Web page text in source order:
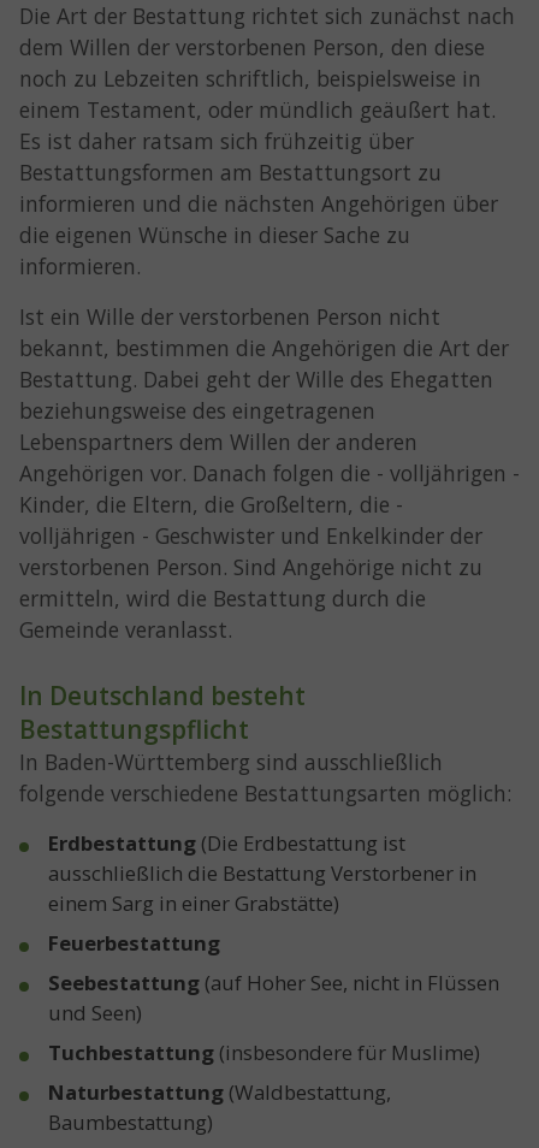
Die Art der Bestattung richtet sich zunächst nach
dem Willen der verstorbenen Person, den diese
noch zu Lebzeiten schriftlich, beispielsweise in
einem Testament, oder mündlich geäußert hat.
Es ist daher ratsam sich frühzeitig über
Bestattungsformen am Bestattungsort zu
informieren und die nächsten Angehörigen über
die eigenen Wünsche in dieser Sache zu
informieren.
Ist ein Wille der verstorbenen Person nicht
bekannt, bestimmen die Angehörigen die Art der
Bestattung. Dabei geht der Wille des Ehegatten
beziehungsweise des eingetragenen
Lebenspartners dem Willen der anderen
Angehörigen vor. Danach folgen die - volljährigen -
Kinder, die Eltern, die Großeltern, die -
volljährigen - Geschwister und Enkelkinder der
verstorbenen Person. Sind Angehörige nicht zu
ermitteln, wird die Bestattung durch die
Gemeinde veranlasst.
In Deutschland besteht
Bestattungspflicht
In Baden-Württemberg sind ausschließlich
folgende verschiedene Bestattungsarten möglich:
Erdbestattung (Die Erdbestattung ist
ausschließlich die Bestattung Verstorbener in
einem Sarg in einer Grabstätte)
Feuerbestattung
Seebestattung (auf Hoher See, nicht in Flüssen
und Seen)
Tuchbestattung (insbesondere für Muslime)
Naturbestattung (Waldbestattung,
Baumbestattung)